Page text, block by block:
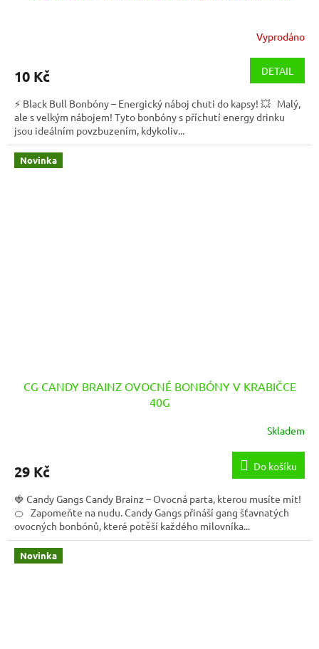
Vyprodáno
10 Kč DETAIL
⚡ Black Bull Bonbóny – Energický náboj chuti do kapsy! 💥 Malý,
ale s velkým nábojem! Tyto bonbóny s příchutí energy drinku
jsou ideálním povzbuzením, kdykoliv...
Novinka
CG CANDY BRAINZ OVOCNÉ BONBÓNY V KRABIČCE
40G
Skladem
29 Kč Do košíku
🍓 Candy Gangs Candy Brainz – Ovocná parta, kterou musíte mít!
🍊 Zapomeňte na nudu. Candy Gangs přináší gang šťavnatých
ovocných bonbónů, které potěší každého milovníka...
Novinka